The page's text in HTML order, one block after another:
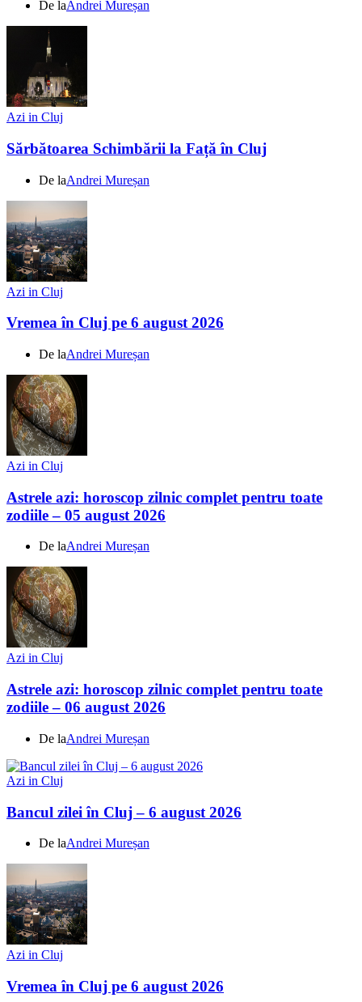
De laAndrei Mureșan
Azi in Cluj
Sărbătoarea Schimbării la Față în Cluj
De laAndrei Mureșan
Azi in Cluj
Vremea în Cluj pe 6 august 2026
De laAndrei Mureșan
Azi in Cluj
Astrele azi: horoscop zilnic complet pentru toate
zodiile – 05 august 2026
De laAndrei Mureșan
Azi in Cluj
Astrele azi: horoscop zilnic complet pentru toate
zodiile – 06 august 2026
De laAndrei Mureșan
Azi in Cluj
Bancul zilei în Cluj – 6 august 2026
De laAndrei Mureșan
Azi in Cluj
Vremea în Cluj pe 6 august 2026